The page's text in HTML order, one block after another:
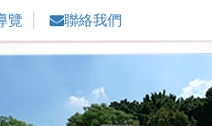
覽 聯絡我們